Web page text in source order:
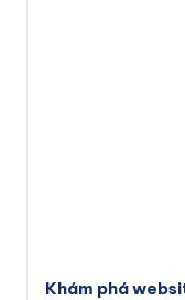
Khám phá